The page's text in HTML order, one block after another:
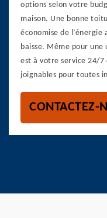
options selon votre
maison. Une bonne
économise de l’énergie
baisse. Même pour
est à votre service 24/7
joignables pour toutes
CONTACTEZ-